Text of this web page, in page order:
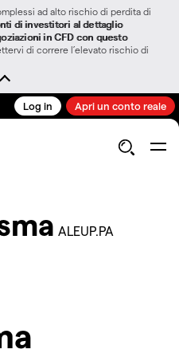
ad alto rischio di perdita di
di investitori al dettaglio
in CFD con questo
di correre l’elevato rischio di
Log in Apri un conto reale
ALEUP.PA